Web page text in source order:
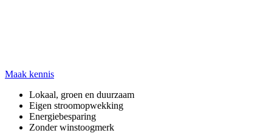
Maak kennis
Lokaal, groen en duurzaam
Eigen stroomopwekking
Energiebesparing
Zonder winstoogmerk